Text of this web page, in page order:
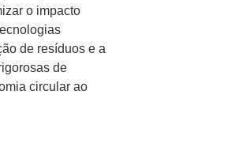
o impacto
de resíduos e a
de
circular ao